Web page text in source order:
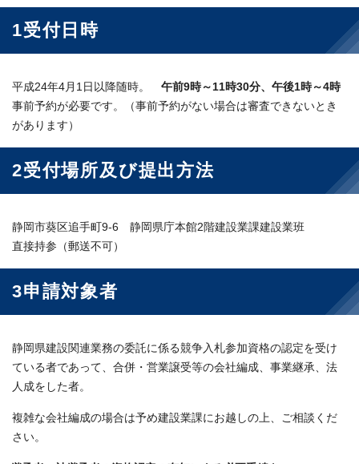
1受付日時
平成24年4月1日以降随時。 午前9時～11時30分、午後1時～4時
事前予約が必要です。（事前予約がない場合は審査できないとき
があります）
2受付場所及び提出方法
静岡市葵区追手町9-6 静岡県庁本館2階建設業課建設業班
直接持参（郵送不可）
3申請対象者
静岡県建設関連業務の委託に係る競争入札参加資格の認定を受け
ている者であって、合併・営業譲受等の会社編成、事業継承、法
人成をした者。
複雑な会社編成の場合は予め建設業課にお越しの上、ご相談くだ
さい。